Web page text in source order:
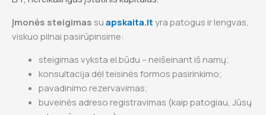
Įmonės steigimas suapskaita.ltyra patogus ir lengvas,
viskuo pilnai pasirūpinsime:
steigimas vyksta el.būdu – neišeinant iš namų;
konsultacija dėl teisinės formos pasirinkimo;
pavadinimo rezervavimas;
buveinės adreso registravimas (kaip patogiau, Jūsų